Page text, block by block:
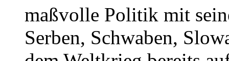
maßvolle Politik mit
Serben, Schwaben,